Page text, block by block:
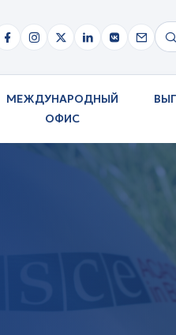
МЕЖДУНАРОДНЫЙ
ОФИС